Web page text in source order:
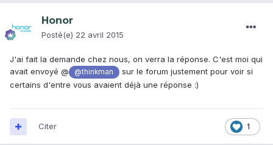
Honor
Posté(e) 22 avril 2015
J'ai fait la demande chez nous, on verra la réponse. C'est moi qui
avait envoyé @
@thinkman
sur le forum justement pour voir si
certains d'entre vous avaient déjà une réponse :)
1
Citer